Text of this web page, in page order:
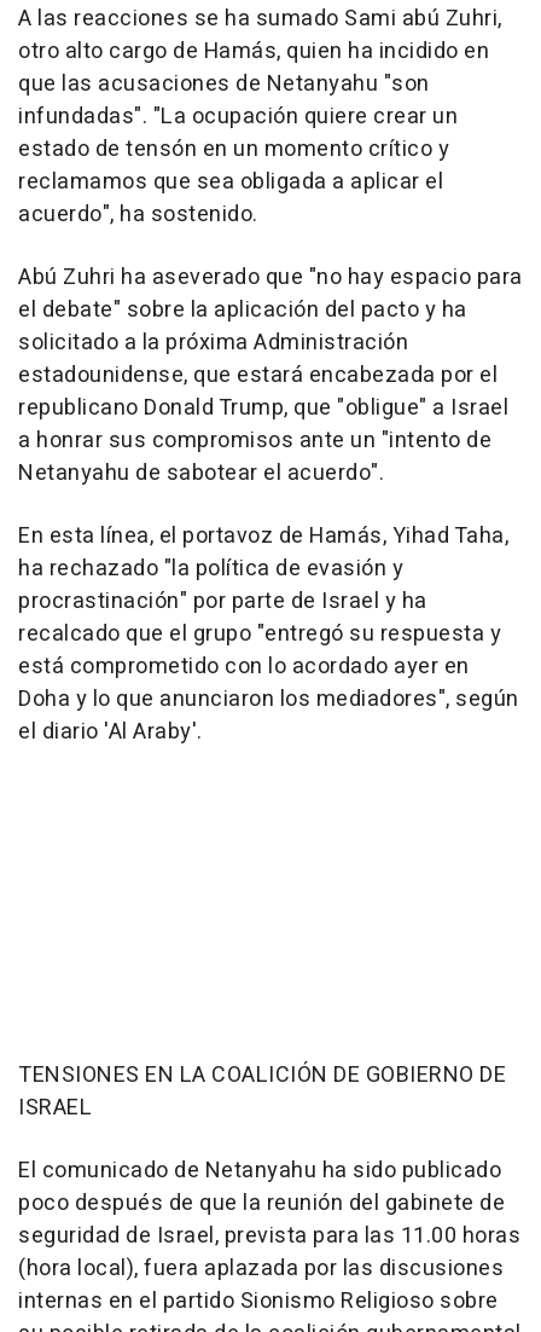
A las reacciones se ha sumado Sami abú Zuhri,
otro alto cargo de Hamás, quien ha incidido en
que las acusaciones de Netanyahu "son
infundadas". "La ocupación quiere crear un
estado de tensón en un momento crítico y
reclamamos que sea obligada a aplicar el
acuerdo", ha sostenido.
Abú Zuhri ha aseverado que "no hay espacio para
el debate" sobre la aplicación del pacto y ha
solicitado a la próxima Administración
estadounidense, que estará encabezada por el
republicano Donald Trump, que "obligue" a Israel
a honrar sus compromisos ante un "intento de
Netanyahu de sabotear el acuerdo".
En esta línea, el portavoz de Hamás, Yihad Taha,
ha rechazado "la política de evasión y
procrastinación" por parte de Israel y ha
recalcado que el grupo "entregó su respuesta y
está comprometido con lo acordado ayer en
Doha y lo que anunciaron los mediadores", según
el diario 'Al Araby'.
TENSIONES EN LA COALICIÓN DE GOBIERNO DE
ISRAEL
El comunicado de Netanyahu ha sido publicado
poco después de que la reunión del gabinete de
seguridad de Israel, prevista para las 11.00 horas
(hora local), fuera aplazada por las discusiones
internas en el partido Sionismo Religioso sobre